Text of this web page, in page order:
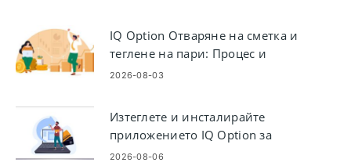
IQ Option Отваряне на сметка и
теглене на пари: Процес и
изисквания
2026-08-03
Изтеглете и инсталирайте
приложението IQ Option за
лаптоп/компютър (Windows,
2026-08-06